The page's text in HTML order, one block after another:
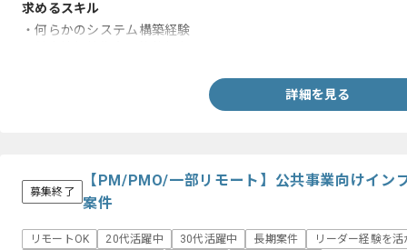
求めるスキル
・何らかのシステム構築経験
詳細を見る
募集終了
【PM/PMO/一部リモート】公共事業向けイン
案件
リモートOK 20代活躍中 30代活躍中 長期案件
リーダー経験を活